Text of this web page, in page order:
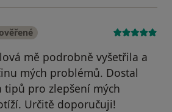
mě podrobně vyšetřila a
mých problémů. Dostal
tipů pro zlepšení mých
Určitě doporučuji!